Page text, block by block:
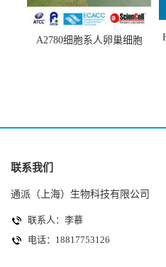
A2780细胞系人卵巢细胞
联系我们
通派（上海）生物科技有限公司
联系人：李慕
电话：18817753126